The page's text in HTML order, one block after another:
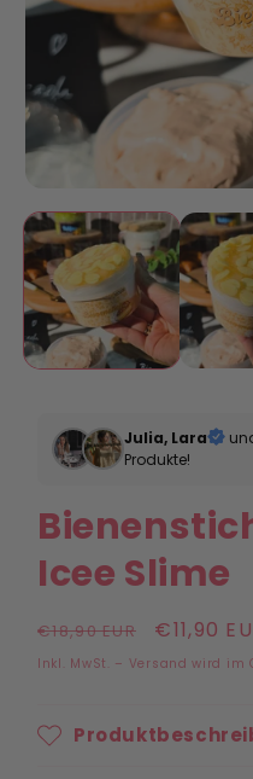
Julia, Lara
Produkte!
Icee Slime
Normaler
Preis
€18,90 EUR €11,90
Inkl. MwSt. – Versand wird im